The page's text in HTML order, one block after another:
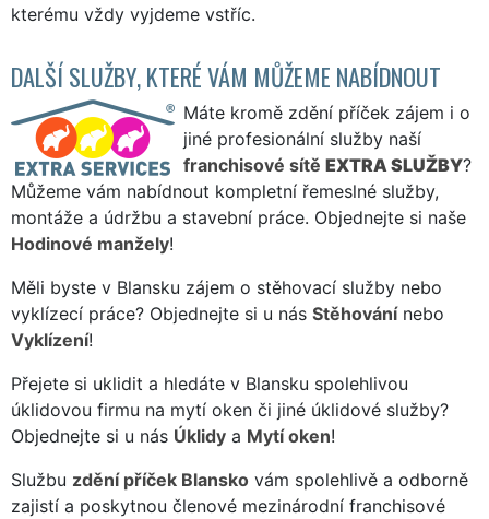
kterému vždy vyjdeme vstříc.
DALŠÍ SLUŽBY, KTERÉ VÁM MŮŽEME NABÍDNOUT
Máte kromě zdění příček zájem i o
jiné profesionální služby naší
franchisové sítě EXTRA SLUŽBY?
Můžeme vám nabídnout kompletní řemeslné služby,
montáže a údržbu a stavební práce. Objednejte si naše
Hodinové manžely!
Měli byste v Blansku zájem o stěhovací služby nebo
vyklízecí práce? Objednejte si u nás Stěhovánínebo
Vyklízení!
Přejete si uklidit a hledáte v Blansku spolehlivou
úklidovou firmu na mytí oken či jiné úklidové služby?
Objednejte si u nás Úklidy a Mytí oken!
Službu zdění příček Blansko vám spolehlivě a odborně
zajistí a poskytnou členové mezinárodní franchisové